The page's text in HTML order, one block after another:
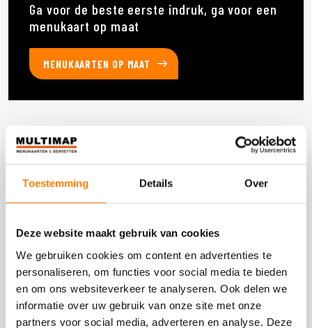
Toestemming Details Over
Deze website maakt gebruik van cookies
We gebruiken cookies om content en advertenties te
personaliseren, om functies voor social media te bieden
en om ons websiteverkeer te analyseren. Ook delen we
informatie over uw gebruik van onze site met onze
partners voor social media, adverteren en analyse. Deze
Ga voor de beste eerste indruk, ga voor een
menukaart op maat
MENUKAARTEN OP MAAT
Deze producten heb je eerder bekeken